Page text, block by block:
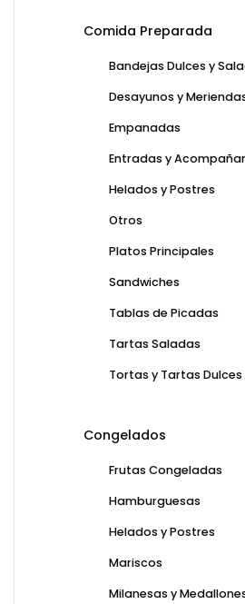
Comida Preparada
Bandejas Dulces y
Desayunos y
Empanadas
Entradas y
Helados y Postres
Otros
Platos Principales
Sandwiches
Tablas de Picadas
Tartas Saladas
Tortas y Tartas Dulces
Congelados
Frutas Congeladas
Hamburguesas
Helados y Postres
Mariscos
Milanesas y